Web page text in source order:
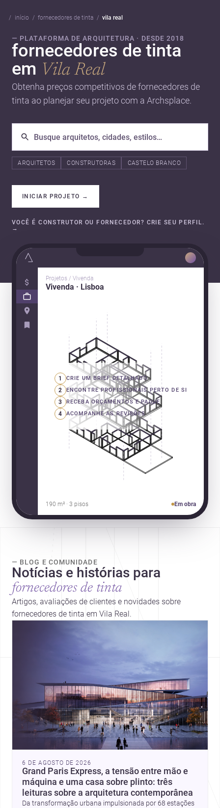
início fornecedores de tinta vila real
— PLATAFORMA DE ARQUITETURA · DESDE 2018
fornecedores de tinta
em Vila Real
Obtenha preços competitivos de fornecedores de
tinta ao planejar seu projeto com a Archsplace.
ARQUITETOS CONSTRUTORAS CASTELO BRANCO
INICIAR PROJETO →
VOCÊ É CONSTRUTOR OU FORNECEDOR? CRIE SEU PERFIL.
→
Projetos / Vivenda
Vivenda · Lisboa
1 CRIE UM BRIEF DETALHADO
2 ENCONTRE PROFISSIONAIS PERTO DE SI
3 RECEBA ORÇAMENTOS E PAGUE
4 ACOMPANHE AS REVISÕES
190 m² · 3 pisos Em obra
— BLOG E COMUNIDADE
Notícias e histórias para
fornecedores de tinta
Artigos, avaliações de clientes e novidades sobre
fornecedores de tinta em Vila Real.
6 DE AGOSTO DE 2026
Grand Paris Express, a tensão entre mão e
máquina e uma casa sobre plinto: três
leituras sobre a arquitetura contemporânea
Da transformação urbana impulsionada por 68 estações